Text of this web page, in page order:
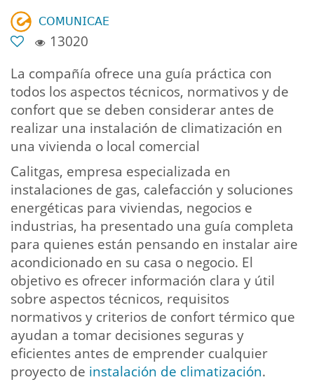
𝖢𝖮𝖬𝖴𝖭𝖨𝖢𝖠𝖤
13020
La compañía ofrece una guía práctica con
todos los aspectos técnicos, normativos y de
confort que se deben considerar antes de
realizar una instalación de climatización en
una vivienda o local comercial
Calitgas, empresa especializada en
instalaciones de gas, calefacción y soluciones
energéticas para viviendas, negocios e
industrias, ha presentado una guía completa
para quienes están pensando en instalar aire
acondicionado en su casa o negocio. El
objetivo es ofrecer información clara y útil
sobre aspectos técnicos, requisitos
normativos y criterios de confort térmico que
ayudan a tomar decisiones seguras y
eficientes antes de emprender cualquier
proyecto de instalación de climatización.